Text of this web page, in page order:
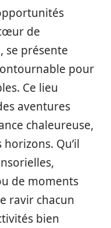
de
se présente
pour
Ce lieu
aventures
chaleureuse,
Qu’il
de moments
ravir chacun
bien